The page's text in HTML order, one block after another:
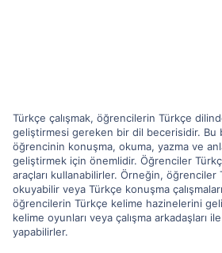
Türkçe çalışmak, öğrencilerin Türkçe
geliştirmesi gereken bir dil becerisidir. Bu
öğrencinin konuşma, okuma, yazma ve
geliştirmek için önemlidir. Öğrenciler
araçları kullanabilirler. Örneğin, öğrenciler
okuyabilir veya Türkçe konuşma
öğrencilerin Türkçe kelime hazinelerini
kelime oyunları veya çalışma arkadaşları
yapabilirler.